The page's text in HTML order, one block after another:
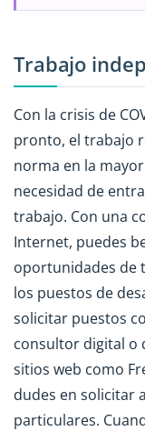
Trabajo
Con la crisis de
pronto, el trabajo
norma en la
necesidad de
trabajo. Con una
Internet, puedes
oportunidades de
los puestos de
solicitar puestos
consultor digital o
sitios web como
dudes en solicitar
particulares.